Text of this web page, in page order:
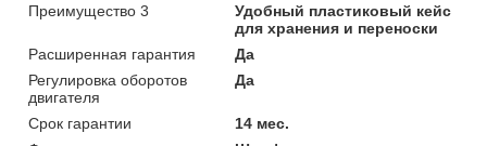
Преимущество 3
Удобный пластиковый кейс
для хранения и переноски
Расширенная гарантия
Да
Регулировка оборотов
двигателя
Да
Срок гарантии
14 мес.